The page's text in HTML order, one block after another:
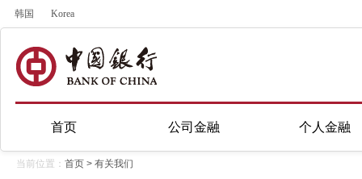
韩国 Korea
首页 公司金融 个人金融
当前位置： 首页 > 有关我们